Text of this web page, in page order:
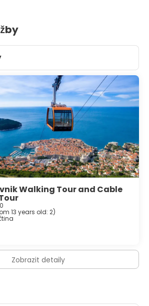
Walking Tour and Cable
13 years old: 2)
Zobrazit detaily